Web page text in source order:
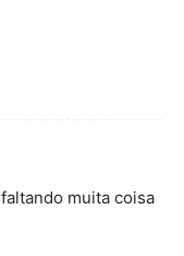
muita coisa